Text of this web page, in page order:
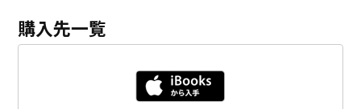
購入先一覧